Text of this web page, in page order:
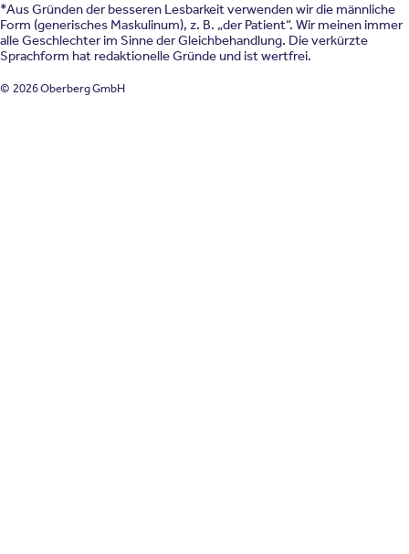
*Aus Gründen der besseren Lesbarkeit verwenden wir die männliche
Form (generisches Maskulinum), z. B. „der Patient“. Wir meinen immer
alle Geschlechter im Sinne der Gleichbehandlung. Die verkürzte
Sprachform hat redaktionelle Gründe und ist wertfrei.
© 2026 Oberberg GmbH